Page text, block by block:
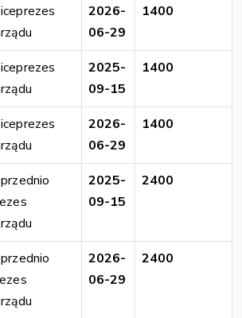
2026-
06-29
1400
2025-
09-15
1400
2026-
06-29
1400
2025-
09-15
2400
2026-
06-29
2400